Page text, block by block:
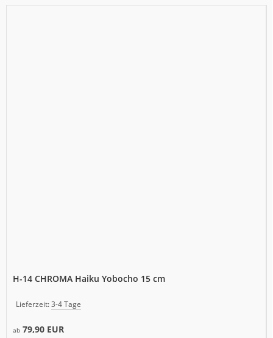
H-14 CHROMA Haiku Yobocho 15 cm
Lieferzeit:3-4 Tage
ab 79,90 EUR